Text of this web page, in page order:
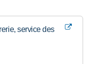
service des